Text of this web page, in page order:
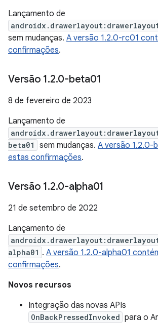
Lançamento de
sem mudanças. A versão 1.2.0-rc01
confirmações.
Versão 1.2.0-beta01
8 de fevereiro de 2023
Lançamento de
beta01
sem mudanças. A versão 1.2.0-
estas confirmações.
Versão 1.2.0-alpha01
21 de setembro de 2022
Lançamento de
alpha01 . A versão 1.2.0-alpha01
confirmações.
Novos recursos
Integração das novas APIs
OnBackPressedInvoked para o